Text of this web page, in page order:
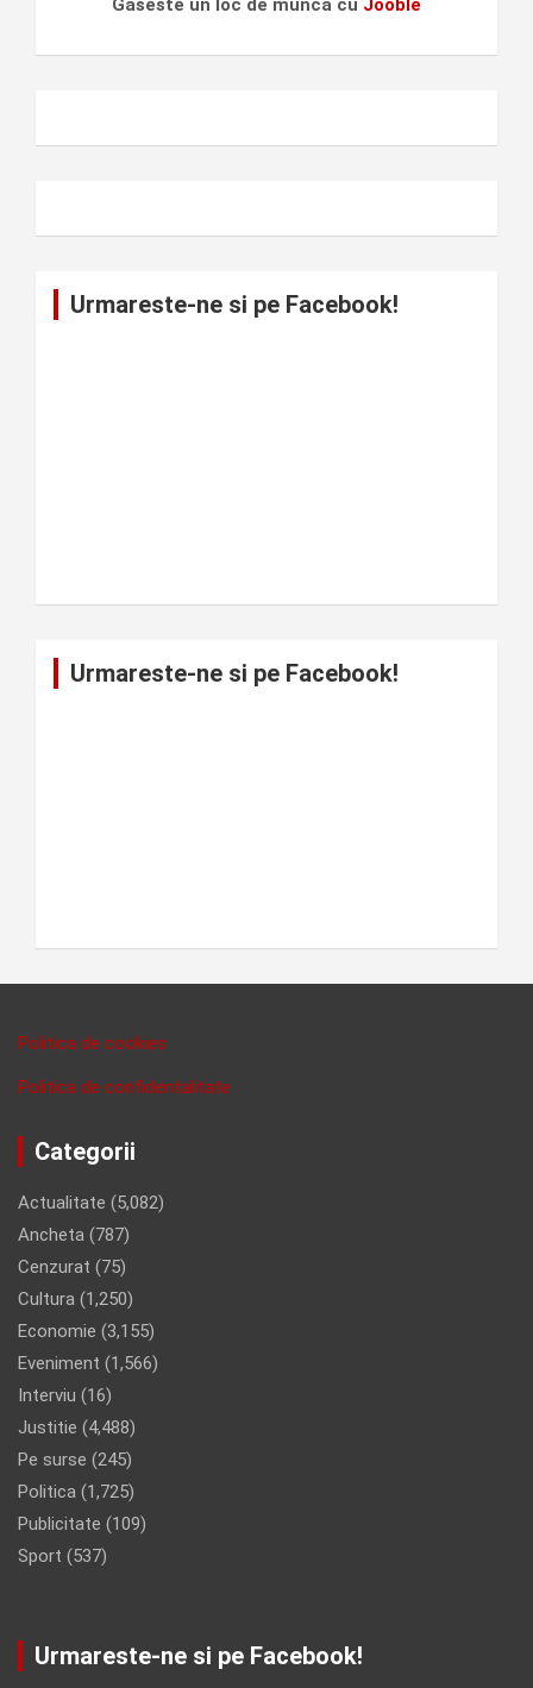
Urmareste-ne si pe Facebook!
Urmareste-ne si pe Facebook!
Politica de cookies
Politica de confidentalitate
Categorii
Actualitate (5,082)
Ancheta (787)
Cenzurat (75)
Cultura (1,250)
Economie (3,155)
Eveniment (1,566)
Interviu (16)
Justitie (4,488)
Pe surse (245)
Politica (1,725)
Publicitate (109)
Sport (537)
Urmareste-ne si pe Facebook!